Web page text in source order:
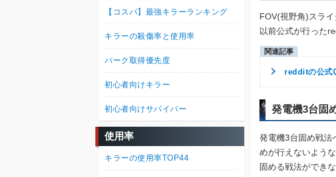
FOV(視野角)スラ
以前公式が行った
redditの公式
発電機3台固
発電機3台固め戦法
めが行えないよう
固める戦法ができ
【コスパ】最強キラーランキング
キラーの殺傷率と使用率
パーク取得優先度
初心者向けキラー
初心者向けサバイバー
使用率
キラーの使用率TOP44